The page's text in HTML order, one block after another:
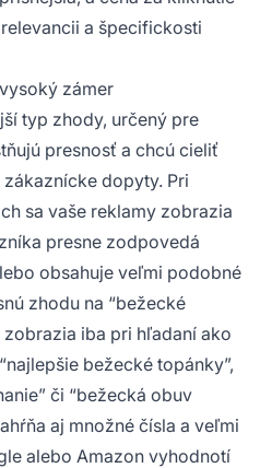
a špecifickosti
zámer
typ zhody, určený pre
presnosť a chcú cieliť
dopyty. Pri
sa vaše reklamy zobrazia
presne zodpovedá
obsahuje veľmi podobné
zhodu na “bežecké
iba pri hľadaní ako
bežecké topánky”,
či “bežecká obuv
aj množné čísla a veľmi
alebo Amazon vyhodnotí